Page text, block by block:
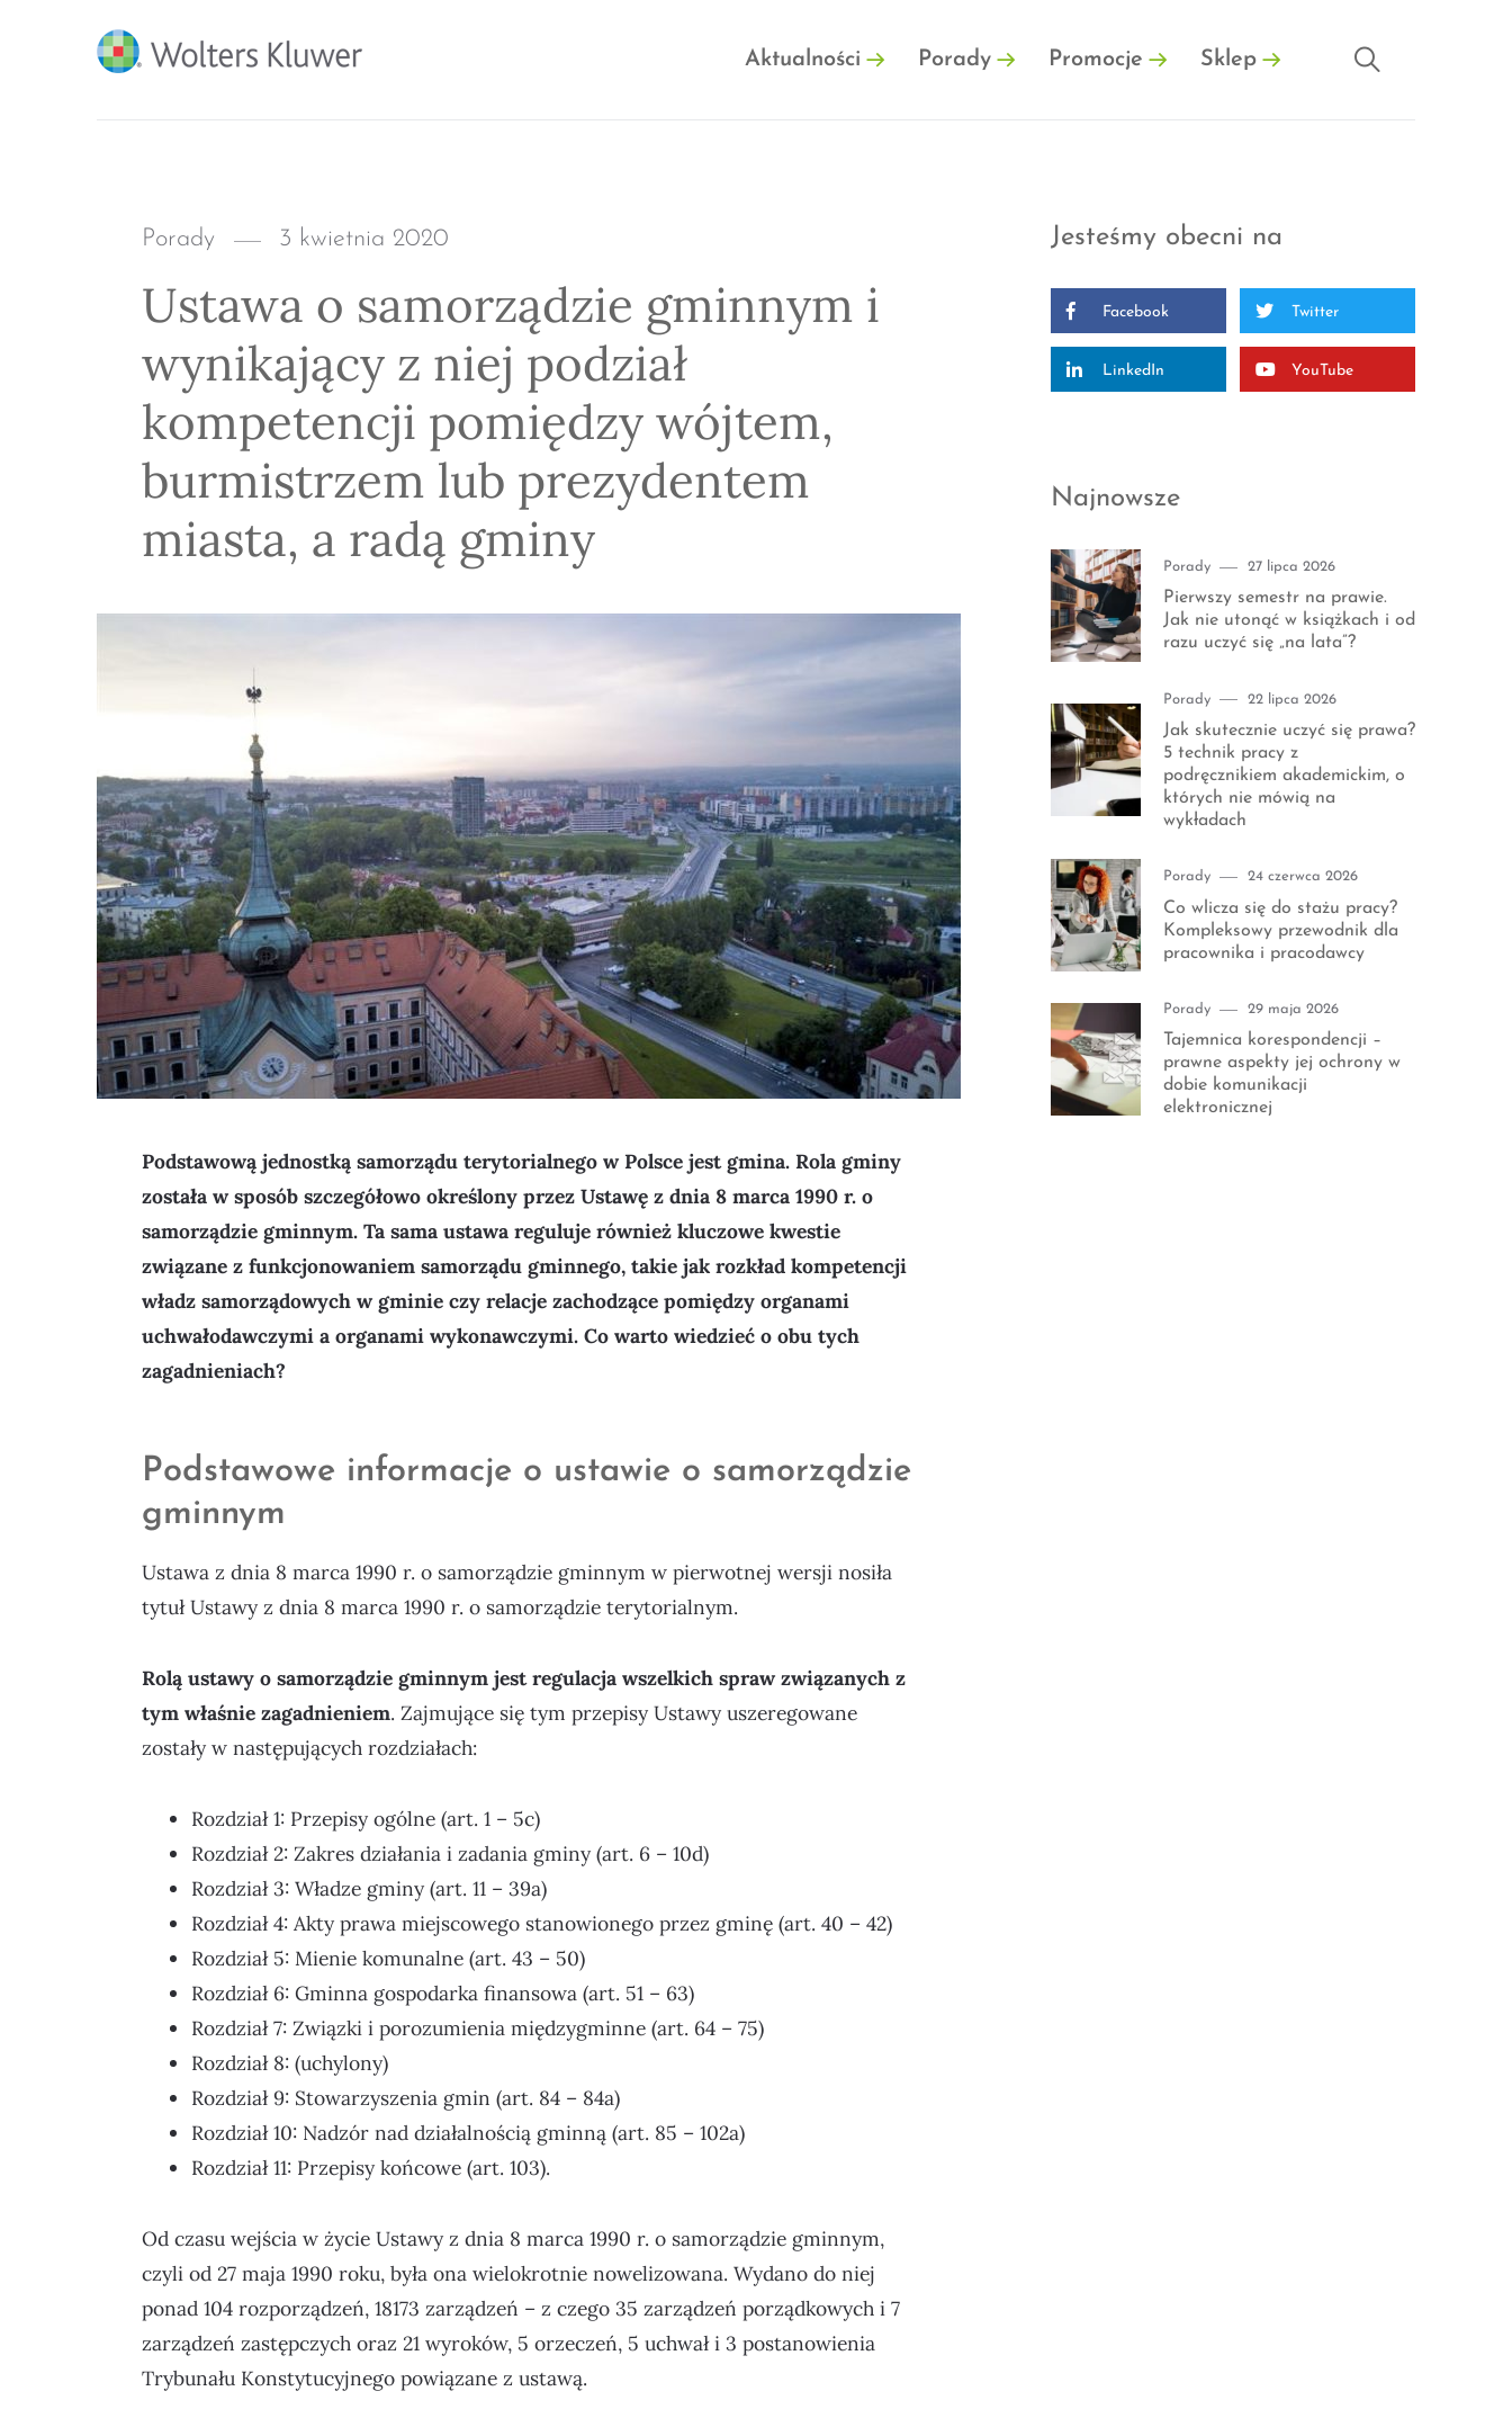
BLOG KSIĘGARNI PROFINFO.PL Aktualności Porady Promocje Sklep
Categories
Porady
Posted
3 kwietnia 2020
Ustawa o samorządzie gminnym i
wynikający z niej podział
kompetencji pomiędzy wójtem,
burmistrzem lub prezydentem
miasta, a radą gminy
Podstawową jednostką samorządu terytorialnego w Polsce jest gmina. Rola gminy
została w sposób szczegółowo określony przez Ustawę z dnia 8 marca 1990 r. o
samorządzie gminnym. Ta sama ustawa reguluje również kluczowe kwestie
związane z funkcjonowaniem samorządu gminnego, takie jak rozkład kompetencji
władz samorządowych w gminie czy relacje zachodzące pomiędzy organami
uchwałodawczymi a organami wykonawczymi. Co warto wiedzieć o obu tych
zagadnieniach?
Podstawowe informacje o ustawie o samorządzie
gminnym
Ustawa z dnia 8 marca 1990 r. o samorządzie gminnym w pierwotnej wersji nosiła
tytuł Ustawy z dnia 8 marca 1990 r. o samorządzie terytorialnym.
Rolą ustawy o samorządzie gminnym jest regulacja wszelkich spraw związanych z
tym właśnie zagadnieniem. Zajmujące się tym przepisy Ustawy uszeregowane
zostały w następujących rozdziałach:
Rozdział 1: Przepisy ogólne (art. 1 – 5c)
Rozdział 2: Zakres działania i zadania gminy (art. 6 – 10d)
Rozdział 3: Władze gminy (art. 11 – 39a)
Rozdział 4: Akty prawa miejscowego stanowionego przez gminę (art. 40 – 42)
Rozdział 5: Mienie komunalne (art. 43 – 50)
Rozdział 6: Gminna gospodarka finansowa (art. 51 – 63)
Rozdział 7: Związki i porozumienia międzygminne (art. 64 – 75)
Rozdział 8: (uchylony)
Rozdział 9: Stowarzyszenia gmin (art. 84 – 84a)
Rozdział 10: Nadzór nad działalnością gminną (art. 85 – 102a)
Rozdział 11: Przepisy końcowe (art. 103).
Od czasu wejścia w życie Ustawy z dnia 8 marca 1990 r. o samorządzie gminnym,
czyli od 27 maja 1990 roku, była ona wielokrotnie nowelizowana. Wydano do niej
ponad 104 rozporządzeń, 18173 zarządzeń – z czego 35 zarządzeń porządkowych i 7
zarządzeń zastępczych oraz 21 wyroków, 5 orzeczeń, 5 uchwał i 3 postanowienia
Trybunału Konstytucyjnego powiązane z ustawą.
Jesteśmy obecni na
Facebook Twitter
LinkedIn YouTube
Najnowsze
Category
Porady
Posted
27 lipca 2026
Pierwszy semestr na prawie.
Jak nie utonąć w książkach i od
razu uczyć się „na lata”?
Category
Porady
Posted
22 lipca 2026
Jak skutecznie uczyć się prawa?
5 technik pracy z
podręcznikiem akademickim, o
których nie mówią na
wykładach
Category
Porady
Posted
24 czerwca 2026
Co wlicza się do stażu pracy?
Kompleksowy przewodnik dla
pracownika i pracodawcy
Category
Porady
Posted
on
29 maja 2026
Tajemnica korespondencji –
prawne aspekty jej ochrony w
dobie komunikacji
elektronicznej